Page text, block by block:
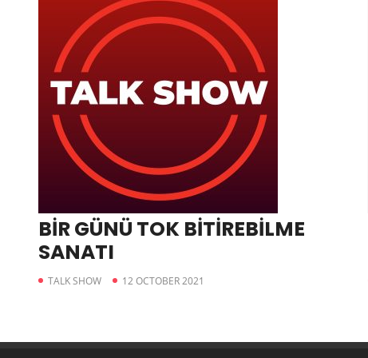
BİR GÜNÜ TOK BİTİREBİLME
SANATI
TALK SHOW 12 OCTOBER 2021